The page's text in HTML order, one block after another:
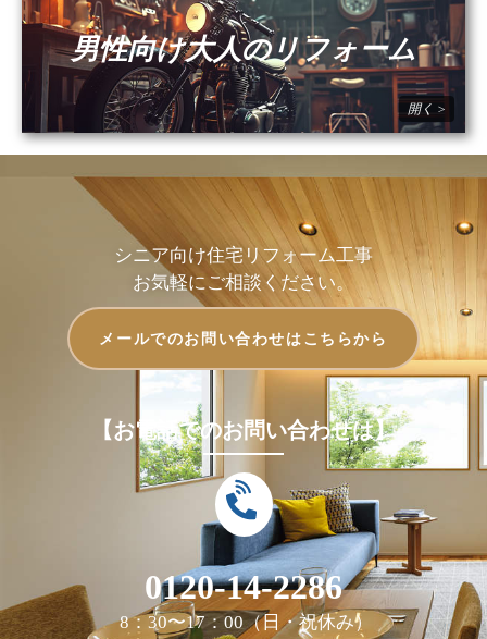
男性向け大人のリフォーム
シニア向け住宅リフォーム工事
お気軽にご相談ください。
メールでのお問い合わせはこちらから
【お電話でのお問い合わせは】
0120-14-2286
8：30〜17：00（日・祝休み）